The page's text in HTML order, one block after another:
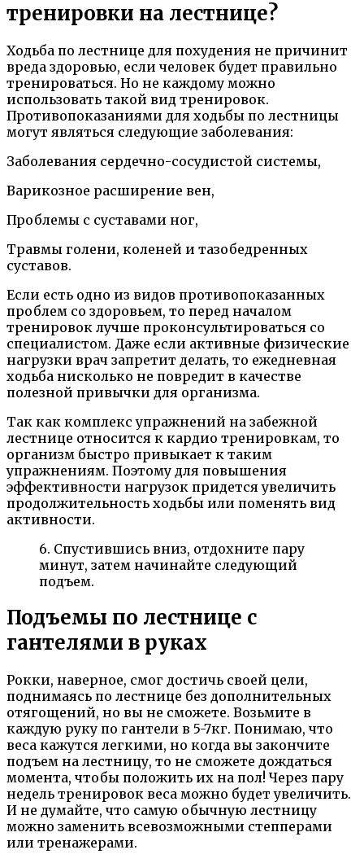
тренировки на лестнице?
Ходьба по лестнице для похудения не причинит
вреда здоровью, если человек будет правильно
тренироваться. Но не каждому можно
использовать такой вид тренировок.
Противопоказаниями для ходьбы по лестницы
могут являться следующие заболевания:
Заболевания сердечно-сосудистой системы,
Варикозное расширение вен,
Проблемы с суставами ног,
Травмы голени, коленей и тазобедренных
суставов.
Если есть одно из видов противопоказанных
проблем со здоровьем, то перед началом
тренировок лучше проконсультироваться со
специалистом. Даже если активные физические
нагрузки врач запретит делать, то ежедневная
ходьба нисколько не повредит в качестве
полезной привычки для организма.
Так как комплекс упражнений на забежной
лестнице относится к кардио тренировкам, то
организм быстро привыкает к таким
упражнениям. Поэтому для повышения
эффективности нагрузок придется увеличить
продолжительность ходьбы или поменять вид
активности.
6. Спустившись вниз, отдохните пару
минут, затем начинайте следующий
подъем.
Подъемы по лестнице с
гантелями в руках
Рокки, наверное, смог достичь своей цели,
поднимаясь по лестнице без дополнительных
отягощений, но вы не сможете. Возьмите в
каждую руку по гантели в 5-7кг. Понимаю, что
веса кажутся легкими, но когда вы закончите
подъем на лестницу, то не сможете дождаться
момента, чтобы положить их на пол! Через пару
недель тренировок веса можно будет увеличить.
И не думайте, что самую обычную лестницу
можно заменить всевозможными степперами
или тренажерами.